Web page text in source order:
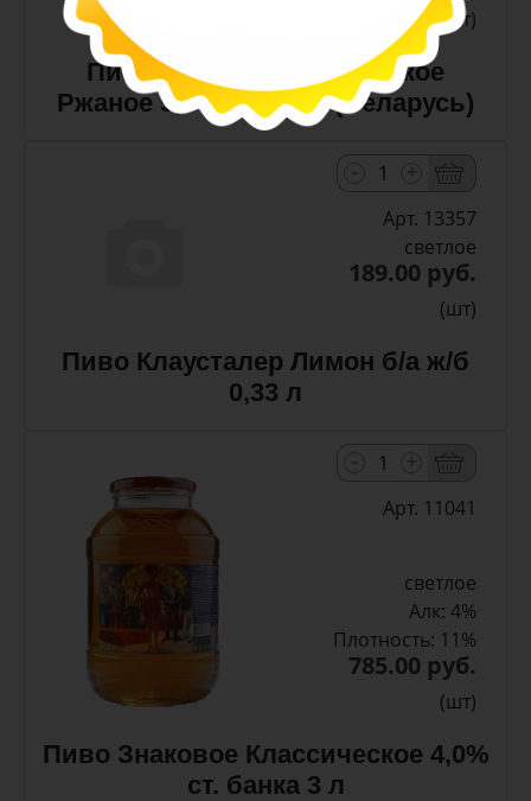
(шт)
Пиво Лидское Жигулевское
Ржаное 5,0% с/т 0,5 л (Беларусь)
Арт. 13357
светлое
189.00 руб.
(шт)
Пиво Клаусталер Лимон б/а ж/б
0,33 л
Арт. 11041
светлое
Алк: 4%
Плотность: 11%
785.00 руб.
(шт)
Пиво Знаковое Классическое 4,0%
ст. банка 3 л